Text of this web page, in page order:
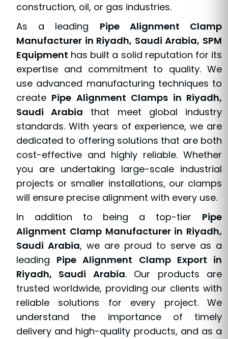
construction, oil, or gas industries.
As a leading Pipe Alignment Clamp
Manufacturer in Riyadh, Saudi Arabia, SPM
Equipment has built a solid reputation for its
expertise and commitment to quality. We
use advanced manufacturing techniques to
create Pipe Alignment Clamps in Riyadh,
Saudi Arabia that meet global industry
standards. With years of experience, we are
dedicated to offering solutions that are both
cost-effective and highly reliable. Whether
you are undertaking large-scale industrial
projects or smaller installations, our clamps
will ensure precise alignment with every use.
In addition to being a top-tier Pipe
Alignment Clamp Manufacturer in Riyadh,
Saudi Arabia, we are proud to serve as a
leading Pipe Alignment Clamp Export in
Riyadh, Saudi Arabia. Our products are
trusted worldwide, providing our clients with
reliable solutions for every project. We
understand the importance of timely
delivery and high-quality products, and as a